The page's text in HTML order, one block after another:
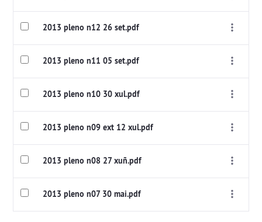
2013 pleno n12 26 set.pdf
2013 pleno n11 05 set.pdf
2013 pleno n10 30 xul.pdf
2013 pleno n09 ext 12 xul.pdf
2013 pleno n08 27 xuñ.pdf
2013 pleno n07 30 mai.pdf